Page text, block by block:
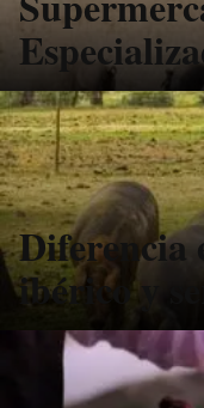
Diferencia
ibérico y